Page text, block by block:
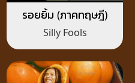
รอยยิ้ม (ภาคทฤษฎี)
Silly Fools